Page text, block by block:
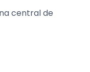
central de